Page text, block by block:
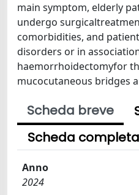
main symptom, elderly
undergo
comorbidities, and
disorders or in
haemorrhoidectomyfor
mucocutaneous bridges
Scheda breve
Scheda
Anno
2024